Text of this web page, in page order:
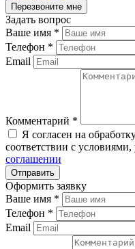
Задать вопрос
Ваше имя *
Телефон *
Email
Комментарий *
Я согласен на
соответствии с
соглашении
Оформить заявку
Ваше имя *
Телефон *
Email